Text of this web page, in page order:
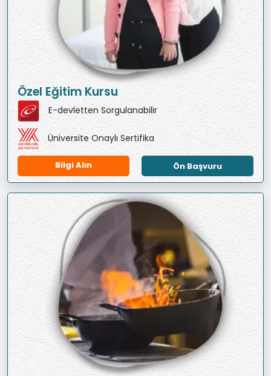
Özel Eğitim Kursu
E-devletten Sorgulanabilir
Üniversite Onaylı Sertifika
Bilgi Alın Ön Başvuru